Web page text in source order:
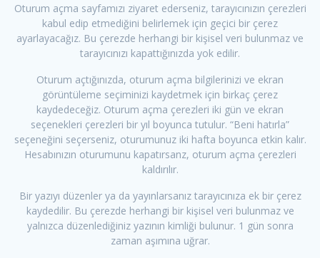
Oturum açma sayfamızı ziyaret ederseniz, tarayıcınızın çerezleri
kabul edip etmediğini belirlemek için geçici bir çerez
ayarlayacağız. Bu çerezde herhangi bir kişisel veri bulunmaz ve
tarayıcınızı kapattığınızda yok edilir.
Oturum açtığınızda, oturum açma bilgilerinizi ve ekran
görüntüleme seçiminizi kaydetmek için birkaç çerez
kaydedeceğiz. Oturum açma çerezleri iki gün ve ekran
seçenekleri çerezleri bir yıl boyunca tutulur. “Beni hatırla”
seçeneğini seçerseniz, oturumunuz iki hafta boyunca etkin kalır.
Hesabınızın oturumunu kapatırsanz, oturum açma çerezleri
kaldırılır.
Bir yazıyı düzenler ya da yayınlarsanız tarayıcınıza ek bir çerez
kaydedilir. Bu çerezde herhangi bir kişisel veri bulunmaz ve
yalnızca düzenlediğiniz yazının kimliği bulunur. 1 gün sonra
zaman aşımına uğrar.